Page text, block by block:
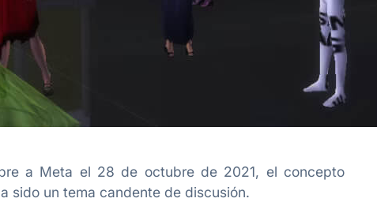
a Meta el 28 de octubre de 2021, el concepto
sido un tema candente de discusión.